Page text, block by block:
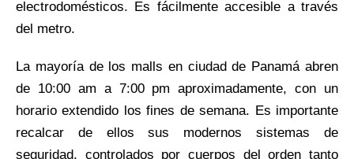
electrodomésticos. Es fácilmente accesible a través
del metro.
La mayoría de los malls en ciudad de Panamá abren
de 10:00 am a 7:00 pm aproximadamente, con un
horario extendido los fines de semana. Es importante
recalcar de ellos sus modernos sistemas de
seguridad, controlados por cuerpos del orden tanto